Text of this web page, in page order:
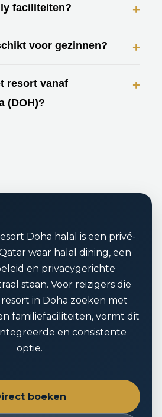
faciliteiten?
voor gezinnen?
resort vanaf
(DOH)?
Doha halal is een privé-
waar halal dining, een
en privacygerichte
staan. Voor reizigers die
in Doha zoeken met
familiefaciliteiten, vormt dit
en consistente
optie.
boeken